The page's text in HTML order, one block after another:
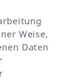
Weise,
Daten